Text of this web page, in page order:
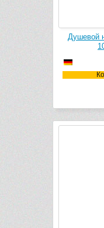
Душевой